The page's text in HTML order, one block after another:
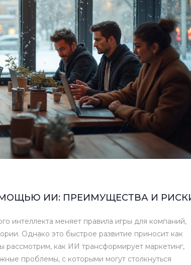
ИИ: ПРЕИМУЩЕСТВА И
интеллекта меняет правила игры для компаний,
Однако это быстрое развитие приносит как
рассмотрим, как ИИ трансформирует маркетинг,
проблемы, с которыми могут столкнуться